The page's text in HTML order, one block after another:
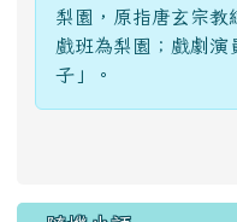
梨園，原指唐玄宗
戲班為梨園；戲劇演
子」。